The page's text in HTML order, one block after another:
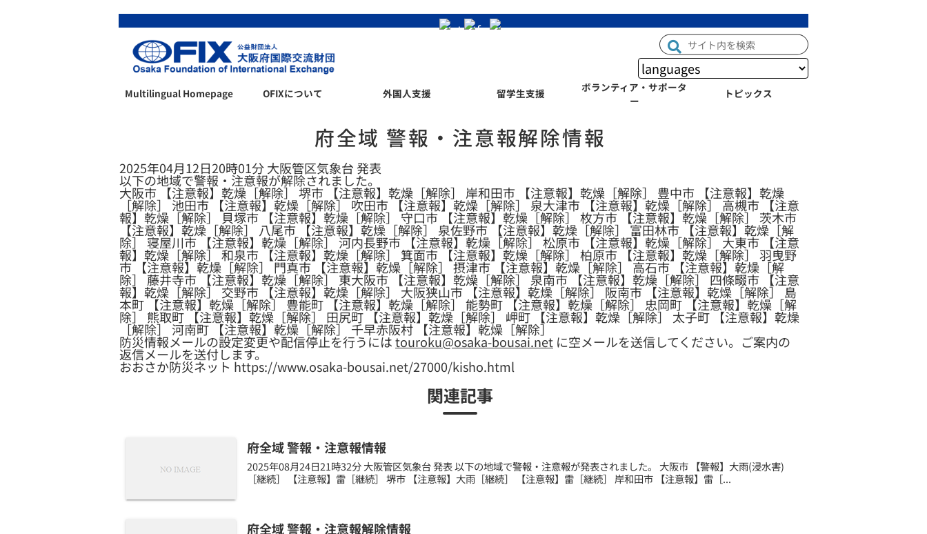
Multilingual Homepage OFIXについて 外国人支援 留学生支援
ボランティア・サポータ
ー
トピックス
府全域 警報・注意報解除情報
2025年04月12日20時01分 大阪管区気象台 発表
以下の地域で警報・注意報が解除されました。
大阪市 【注意報】乾燥［解除］ 堺市 【注意報】乾燥［解除］ 岸和田市 【注意報】乾燥［解除］ 豊中市 【注意報】乾燥
［解除］ 池田市 【注意報】乾燥［解除］ 吹田市 【注意報】乾燥［解除］ 泉大津市 【注意報】乾燥［解除］ 高槻市 【注意
報】乾燥［解除］ 貝塚市 【注意報】乾燥［解除］ 守口市 【注意報】乾燥［解除］ 枚方市 【注意報】乾燥［解除］ 茨木市
【注意報】乾燥［解除］ 八尾市 【注意報】乾燥［解除］ 泉佐野市 【注意報】乾燥［解除］ 富田林市 【注意報】乾燥［解
除］ 寝屋川市 【注意報】乾燥［解除］ 河内長野市 【注意報】乾燥［解除］ 松原市 【注意報】乾燥［解除］ 大東市 【注意
報】乾燥［解除］ 和泉市 【注意報】乾燥［解除］ 箕面市 【注意報】乾燥［解除］ 柏原市 【注意報】乾燥［解除］ 羽曳野
市 【注意報】乾燥［解除］ 門真市 【注意報】乾燥［解除］ 摂津市 【注意報】乾燥［解除］ 高石市 【注意報】乾燥［解
除］ 藤井寺市 【注意報】乾燥［解除］ 東大阪市 【注意報】乾燥［解除］ 泉南市 【注意報】乾燥［解除］ 四條畷市 【注意
報】乾燥［解除］ 交野市 【注意報】乾燥［解除］ 大阪狭山市 【注意報】乾燥［解除］ 阪南市 【注意報】乾燥［解除］ 島
本町 【注意報】乾燥［解除］ 豊能町 【注意報】乾燥［解除］ 能勢町 【注意報】乾燥［解除］ 忠岡町 【注意報】乾燥［解
除］ 熊取町 【注意報】乾燥［解除］ 田尻町 【注意報】乾燥［解除］ 岬町 【注意報】乾燥［解除］ 太子町 【注意報】乾燥
［解除］ 河南町 【注意報】乾燥［解除］ 千早赤阪村 【注意報】乾燥［解除］
防災情報メールの設定変更や配信停止を行うにはtouroku@osaka-bousai.net に空メールを送信してください。ご案内の
返信メールを送付します。
おおさか防災ネット https://www.osaka-bousai.net/27000/kisho.html
関連記事
府全域 警報・注意報情報
2025年08月24日21時32分 大阪管区気象台 発表 以下の地域で警報・注意報が発表されました。 大阪市 【警報】大雨(浸水害)
［継続］ 【注意報】雷［継続］ 堺市 【注意報】大雨［継続］ 【注意報】雷［継続］ 岸和田市 【注意報】雷［...
府全域 警報・注意報解除情報